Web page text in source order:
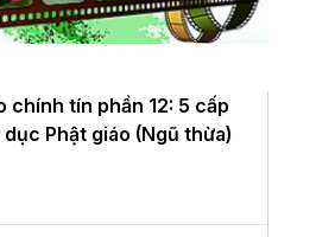
mùa hè lần
tu tập thứ
pháp mùa
chính tín phần 12: 5 cấp
Phật giáo (Ngũ thừa)